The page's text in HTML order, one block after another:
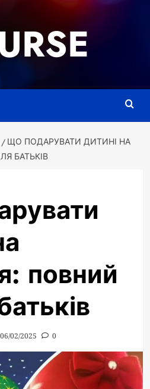
ЩО ПОДАРУВАТИ ДИТИНІ НА
БАТЬКІВ
повний
06/02/2025 0